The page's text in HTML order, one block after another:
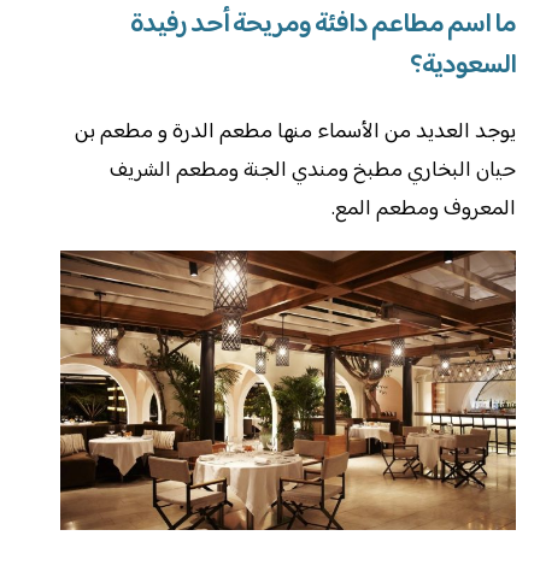
ما اسم مطاعم دافئة ومريحة أحد رفيدة
السعودية؟
يوجد العديد من الأسماء منها مطعم الدرة و مطعم بن
حيان البخاري مطبخ ومندي الجنة ومطعم الشريف
المعروف ومطعم المع.